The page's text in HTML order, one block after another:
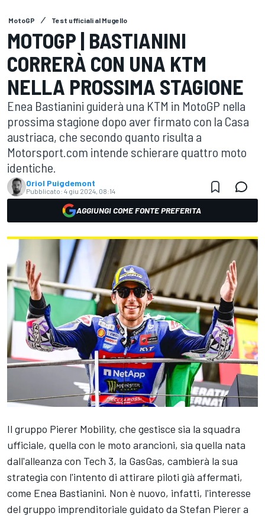
MotoGP Test ufficiali al Mugello
MOTOGP | BASTIANINI
CORRERÀ CON UNA KTM
NELLA PROSSIMA STAGIONE
Enea Bastianini guiderà una KTM in MotoGP nella
prossima stagione dopo aver firmato con la Casa
austriaca, che secondo quanto risulta a
Motorsport.com intende schierare quattro moto
identiche.
Oriol Puigdemont
Pubblicato: 4 giu 2024, 08:14
AGGIUNGI COME FONTE PREFERITA
Il gruppo Pierer Mobility, che gestisce sia la squadra
ufficiale, quella con le moto arancioni, sia quella nata
dall'alleanza con Tech 3, la GasGas, cambierà la sua
strategia con l'intento di attirare piloti già affermati,
come Enea Bastianini. Non è nuovo, infatti, l'interesse
del gruppo imprenditoriale guidato da Stefan Pierer a